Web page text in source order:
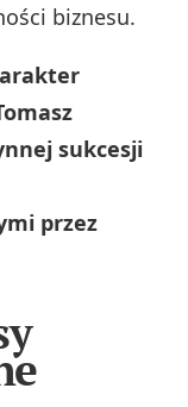
biznesu.
sukcesji
przez